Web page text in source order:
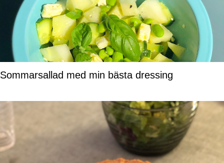
Sommarsallad med min bästa dressing